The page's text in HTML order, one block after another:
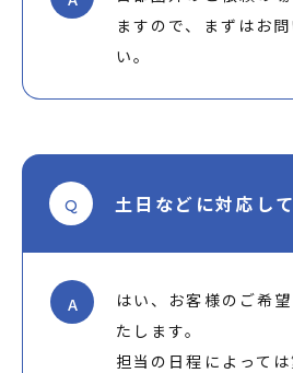
ますので、まずはお
い。
Q 土日などに対応し
A
はい、お客様のご希
たします。
担当の日程によって